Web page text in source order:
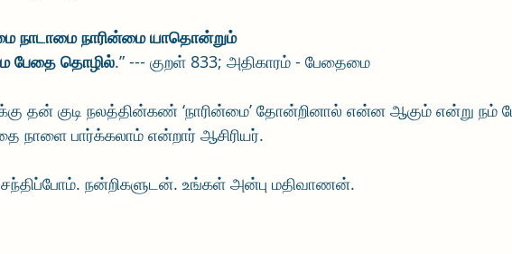
நாடாமை நாரின்மை யாதொன்றும்
பேதை தொழில்.” --- குறள் 833; அதிகாரம் - பேதைமை
தன் குடி நலத்தின்கண் ‘நாரின்மை’ தோன்றினால் என்ன ஆகும் என்று நம்
நாளை பார்க்கலாம் என்றார் ஆசிரியர்.
நன்றிகளுடன். உங்கள் அன்பு மதிவாணன்.